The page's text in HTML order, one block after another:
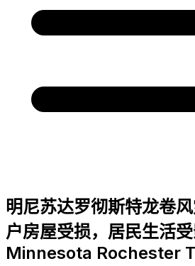
明尼苏达罗彻斯特龙卷
户房屋受损，居民生活受
Minnesota Rochester